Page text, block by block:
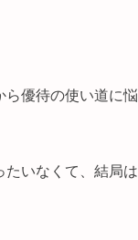
ら優待の使い道に悩
たいなくて、結局は